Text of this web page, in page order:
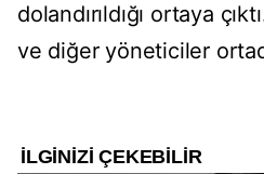
dolandırıldığı ortaya
ve diğer yöneticiler